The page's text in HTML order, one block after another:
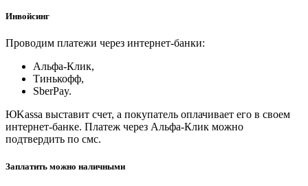
Инвойсинг
Проводим платежи через интернет-банки:
Альфа-Клик,
Тинькофф,
SberPay.
ЮKassa выставит счет, а покупатель оплачивает его в своем
интернет-банке. Платеж через Альфа-Клик можно
подтвердить по смс.
Заплатить можно наличными